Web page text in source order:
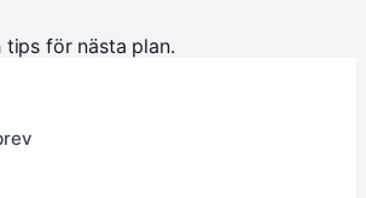
tips för nästa plan.